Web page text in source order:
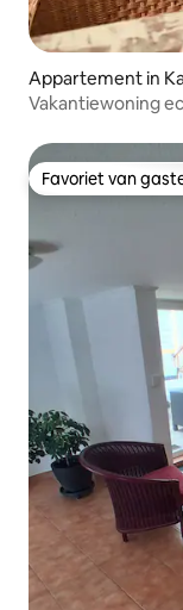
Appartement in
Vakantiewoning
Favoriet van
Favoriet van